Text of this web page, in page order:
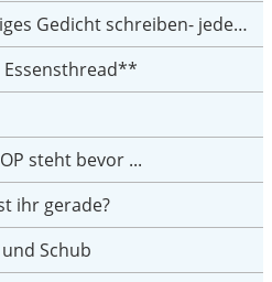
schreiben- jeder einen Satz
steht bevor ...
ihr gerade?
Schub